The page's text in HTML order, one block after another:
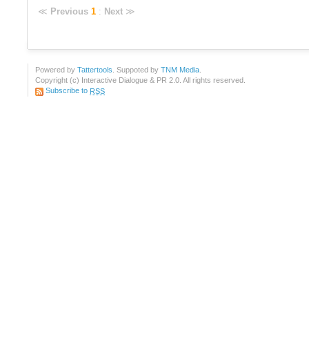
≪ Previous 1 : Next ≫
Powered by Tattertools. Suppoted by TNM Media.
Copyright (c) Interactive Dialogue & PR 2.0. All rights reserved.
Subscribe to RSS